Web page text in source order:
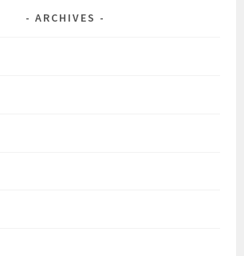
ARCHIVES